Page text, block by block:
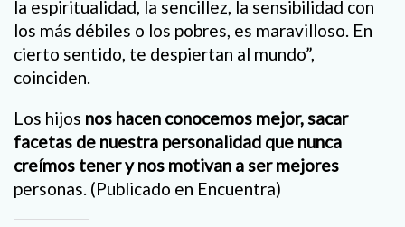
la espiritualidad, la sencillez, la sensibilidad con
los más débiles o los pobres, es maravilloso. En
cierto sentido, te despiertan al mundo”,
coinciden.
Los hijos nos hacen conocemos mejor, sacar
facetas de nuestra personalidad que nunca
creímos tener y nos motivan a ser mejores
personas. (Publicado en Encuentra)